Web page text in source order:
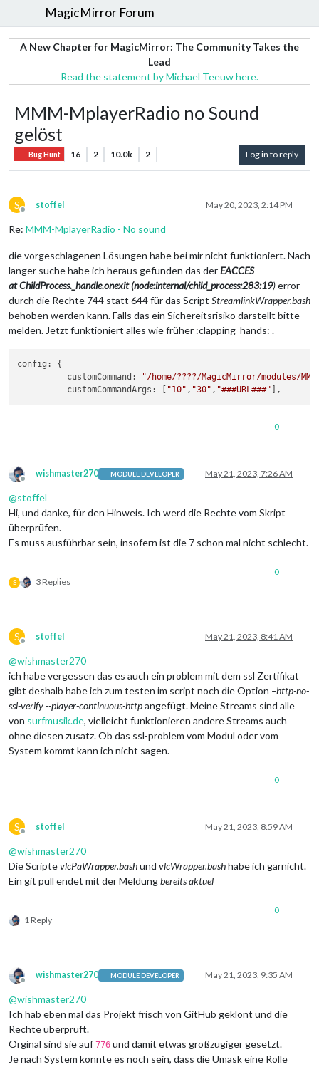
MagicMirror Forum
A New Chapter for MagicMirror: The Community Takes the
Lead
Read the statement by Michael Teeuw here.
MMM-MplayerRadio no Sound
gelöst
Bug Hunt 16 2 10.0k 2 Log in to reply
S
Offline
stoffel May 20, 2023, 2:14 PM
Re: MMM-MplayerRadio - No sound
die vorgeschlagenen Lösungen habe bei mir nicht funktioniert. Nach
langer suche habe ich heraus gefunden das derEACCES
at ChildProcess._handle.onexit (node:internal/child_process:283:19)error
durch die Rechte 744 statt 644 für das Script StreamlinkWrapper.bash
behoben werden kann. Falls das ein Sichereitsrisiko darstellt bitte
melden. Jetzt funktioniert alles wie früher :clapping_hands: .
config: {
          customCommand:
"/home/????/MagicMirror/modules/
          customCommandArgs: [
"10" , "30" , "###URL###"
0
Offline
wishmaster270 MODULE DEVELOPER May 21, 2023, 7:26 AM
@stoffel
Hi, und danke, für den Hinweis. Ich werd die Rechte vom Skript
überprüfen.
Es muss ausführbar sein, insofern ist die 7 schon mal nicht schlecht.
S 3 Replies
0
S
Offline
stoffel May 21, 2023, 8:41 AM
@wishmaster270
ich habe vergessen das es auch ein problem mit dem ssl Zertifikat
gibt deshalb habe ich zum testen im script noch die Option –http-no-
ssl-verify --player-continuous-httpangefügt. Meine Streams sind alle
von surfmusik.de, vielleicht funktionieren andere Streams auch
ohne diesen zusatz. Ob das ssl-problem vom Modul oder vom
System kommt kann ich nicht sagen.
0
S
Offline
stoffel May 21, 2023, 8:59 AM
@wishmaster270
Die ScriptevlcPaWrapper.bashund vlcWrapper.bashhabe ich garnicht.
Ein git pull endet mit der Meldungbereits aktuel
1 Reply
0
Offline
wishmaster270 MODULE DEVELOPER May 21, 2023, 9:35 AM
@wishmaster270
Ich hab eben mal das Projekt frisch von GitHub geklont und die
Rechte überprüft.
Orginal sind sie auf 776 und damit etwas großzügiger gesetzt.
Je nach System könnte es noch sein, dass die Umask eine Rolle